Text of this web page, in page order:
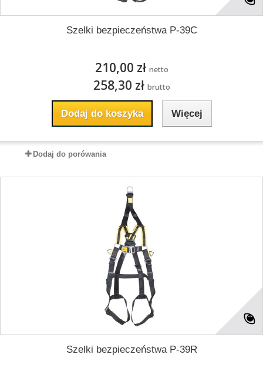
Szelki bezpieczeństwa P-39C
210,00 zł netto
258,30 zł brutto
Dodaj do koszyka Więcej
Dodaj do porówania
Szelki bezpieczeństwa P-39R